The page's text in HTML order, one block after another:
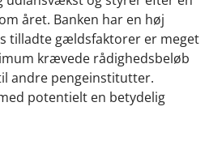
året. Banken har en høj
tilladte gældsfaktorer er meget
krævede rådighedsbeløb
andre pengeinstitutter.
potentielt en betydelig